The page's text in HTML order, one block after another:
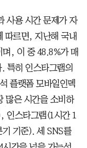
사용 시간 문제가 자
따르면, 지난해 국내
며, 이 중 48.8%가 매
특히 인스타그램의
플랫폼 모바일인덱
많은 시간을 소비하
인스타그램(1시간 1
기준). 세 SNS를